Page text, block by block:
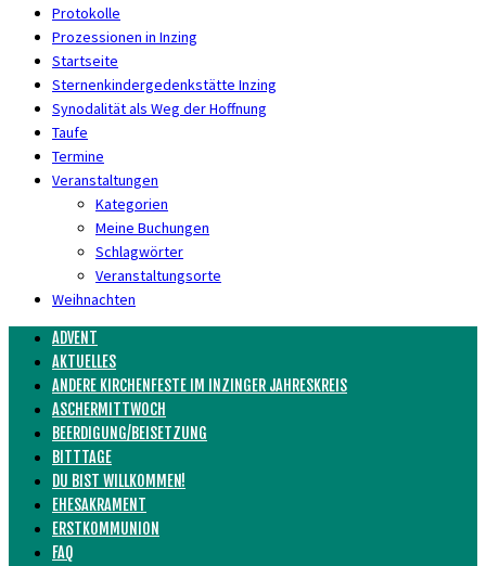
Protokolle
Prozessionen in Inzing
Startseite
Sternenkindergedenkstätte Inzing
Synodalität als Weg der Hoffnung
Taufe
Termine
Veranstaltungen
Kategorien
Meine Buchungen
Schlagwörter
Veranstaltungsorte
Weihnachten
ADVENT
AKTUELLES
ANDERE KIRCHENFESTE IM INZINGER JAHRESKREIS
ASCHERMITTWOCH
BEERDIGUNG/BEISETZUNG
BITTTAGE
DU BIST WILLKOMMEN!
EHESAKRAMENT
ERSTKOMMUNION
FAQ